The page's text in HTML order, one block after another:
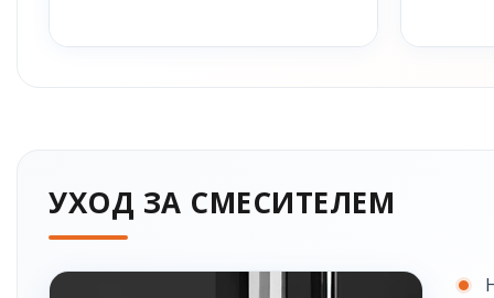
УХОД ЗА СМЕСИТЕЛЕМ